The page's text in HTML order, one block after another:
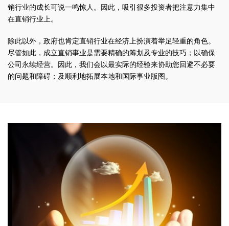
销行业的成长可说一鸣惊人。因此，吸引很多投资者把注意力集中
在直销行业上。
除此以外，政府也肯定直销行业在经济上扮演着举足轻重的角色。
尽管如此，成立直销事业是需要精确的筹划及专业的技巧；以确保
公司永续经营。因此，我们会以最实际的经验来协助您回避不必要
的问题和障碍；及顺利地拓展本地和国际事业版图。